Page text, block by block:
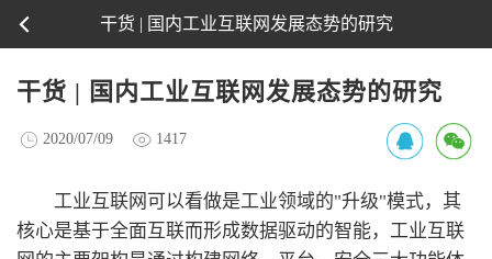
干货 | 国内工业互联网发展态势的研究
干货 | 国内工业互联网发展态势的研究
2020/07/09 1417
工业互联网可以看做是工业领域的"升级"模式，其
核心是基于全面互联而形成数据驱动的智能，工业互联